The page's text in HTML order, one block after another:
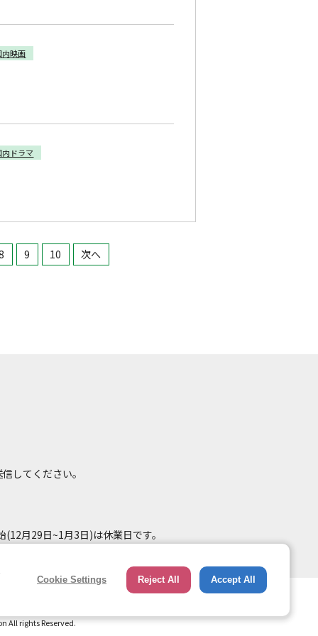
内映画
内ドラマ
9 10 次へ
してください。
月29日~1月3日)は休業日です。
All rights Reserved.
Cookie Settings Reject All Accept All